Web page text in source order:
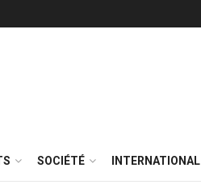
SOCIÉTÉ INTERNATIONAL